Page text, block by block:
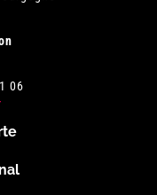
06